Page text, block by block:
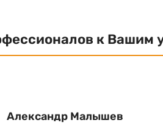
к Вашим
Александр Малышев